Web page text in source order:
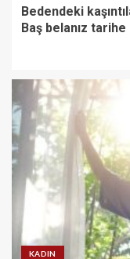
Bedendeki
Baş belanız tarihe
KADIN